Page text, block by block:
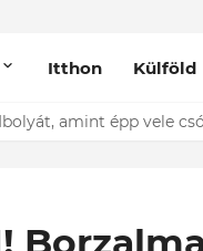
Itthon Külföld
Hadas Kriszta